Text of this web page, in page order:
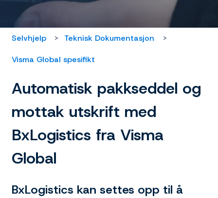
Selvhjelp Teknisk Dokumentasjon
Visma Global spesifikt
Automatisk pakkseddel og
mottak utskrift med
BxLogistics fra Visma
Global
BxLogistics kan settes opp til å